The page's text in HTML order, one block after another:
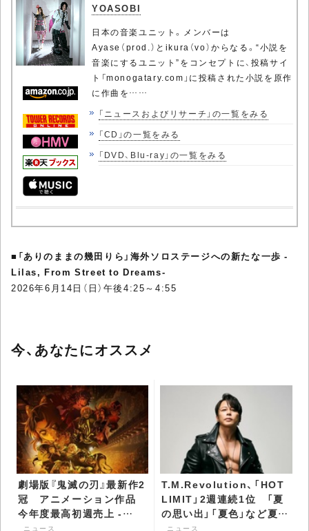
YOASOBI
日本の音楽ユニット。メンバーは
Ayase（prod.）とikura（vo）からなる。“小説を
音楽にするユニット”をコンセプトに、投稿サイ
ト「monogatary.com」に投稿された小説を原作
に作曲を……
「ニュースおよびリサーチ」の一覧をみる
「CD」の一覧をみる
「DVD、Blu-ray」の一覧をみる
■ 「ありのままの幾田りら」海外ソロステージへの新たな一歩 -
Lilas, From Street to Dreams-
2026年6月14日（日）午後4:25～4:55
今、あなたにオススメ
劇場版『鬼滅の刃』最新作2
冠 アニメーション作品
今年度最高初週売上 -
CDJournal ニュース
ニュース
T.M.Revolution、「HOT
LIMIT」2週連続1位 「夏
の思い出」「夏色」など夏曲
が続々急上昇 -
ニュース